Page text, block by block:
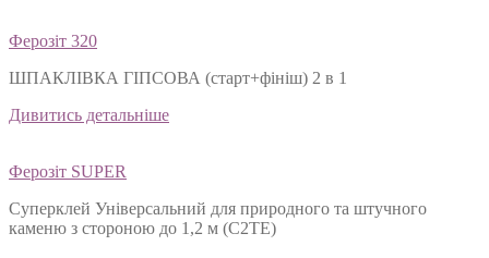
Ферозіт 320
ШПАКЛІВКА ГІПСОВА (старт+фініш) 2 в 1
Дивитись детальніше
Ферозіт SUPER
Суперклей Універсальний для природного та штучного
каменю з стороною до 1,2 м (C2TЕ)